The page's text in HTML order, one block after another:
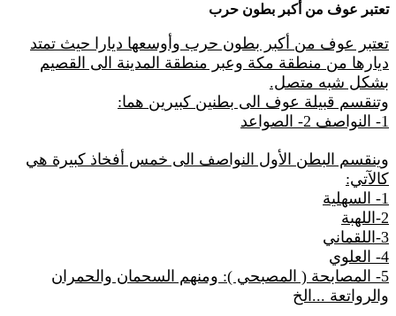
تعتبر عوف من أكبر بطون حرب
تعتبر عوف من أكبر بطون حرب وأوسعها ديارا حيث تمتد
ديارها من منطقة مكة وعبر منطقة المدينة الى القصيم
بشكل شبه متصل.
وتنقسم قبيلة عوف الى بطنين كبيرين هما:
1- النواصف 2- الصواعد
وينقسم البطن الأول النواصف الى خمس أفخاذ كبيرة هي
كالآتي:
1- السهلية
2-اللهبة
3-اللقماني
4- العلوي
5- المصابحة ( المصبحي ): ومنهم السحمان والحمران
والرواتعة ...الخ